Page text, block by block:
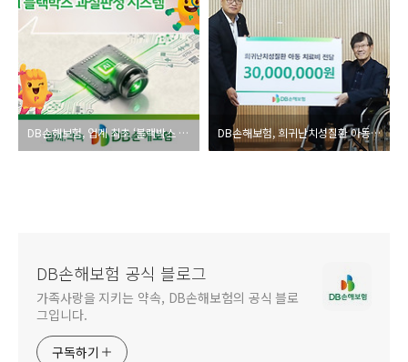
DB손해보험, 업계 최초 ‘블랙박스 영상 활용 AI 과실판정 시스템’ 오픈 DB손해보험, 희귀난치성질환 아동후원금 3천만원 전달
DB손해보험 공식 블로그
가족사랑을 지키는 약속, DB손해보험의 공식 블로
그입니다.
구독하기